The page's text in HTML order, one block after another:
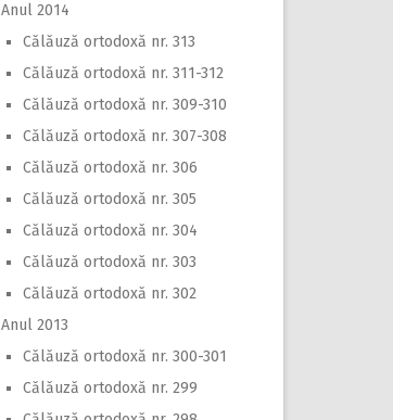
Anul 2014
Călăuză ortodoxă nr. 313
Călăuză ortodoxă nr. 311-312
Călăuză ortodoxă nr. 309-310
Călăuză ortodoxă nr. 307-308
Călăuză ortodoxă nr. 306
Călăuză ortodoxă nr. 305
Călăuză ortodoxă nr. 304
Călăuză ortodoxă nr. 303
Călăuză ortodoxă nr. 302
Anul 2013
Călăuză ortodoxă nr. 300-301
Călăuză ortodoxă nr. 299